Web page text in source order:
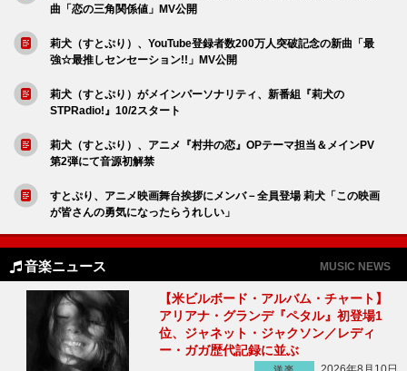
曲「恋の三角関係値」MV公開
莉犬（すとぷり）、YouTube登録者数200万人突破記念の新曲「最
強☆最推しセンセーション!!」MV公開
莉犬（すとぷり）がメインパーソナリティ、新番組『莉犬の
STPRadio!』10/2スタート
莉犬（すとぷり）、アニメ『村井の恋』OPテーマ担当＆メインPV
第2弾にて音源初解禁
すとぷり、アニメ映画舞台挨拶にメンバ－全員登場 莉犬「この映画
が皆さんの勇気になったらうれしい」
音楽ニュース MUSIC NEWS
【米ビルボード・アルバム・チャート】
アリアナ・グランデ『ペタル』初登場1
位、ジャネット・ジャクソン／レディ
ー・ガガ歴代記録に並ぶ